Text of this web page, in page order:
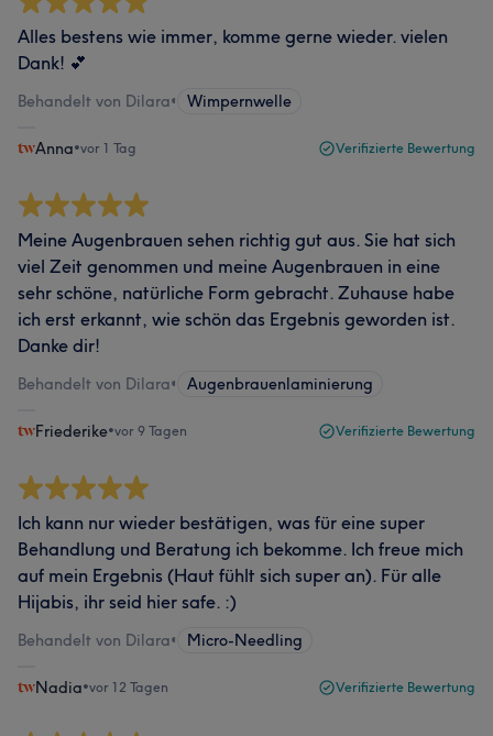
Alles bestens wie immer, komme gerne wieder. vielen
Dank! 💕
Behandelt von Dilara• Wimpernwelle
Anna•vor 1 Tag Verifizierte Bewertung
Meine Augenbrauen sehen richtig gut aus. Sie hat sich
viel Zeit genommen und meine Augenbrauen in eine
sehr schöne, natürliche Form gebracht. Zuhause habe
ich erst erkannt, wie schön das Ergebnis geworden ist.
Danke dir!
Behandelt von Dilara• Augenbrauenlaminierung
Friederike•vor 9 Tagen Verifizierte Bewertung
Ich kann nur wieder bestätigen, was für eine super
Behandlung und Beratung ich bekomme. Ich freue mich
auf mein Ergebnis (Haut fühlt sich super an). Für alle
Hijabis, ihr seid hier safe. :)
Behandelt von Dilara• Micro-Needling
Nadia•vor 12 Tagen Verifizierte Bewertung